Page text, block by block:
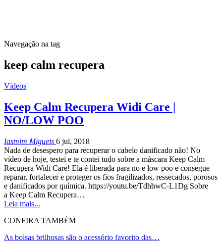
Navegação na tag
keep calm recupera
Vídeos
Keep Calm Recupera Widi Care |
NO/LOW POO
Iasmim Migueis 6 jul, 2018
Nada de desespero para recuperar o cabelo danificado não! No
vídeo de hoje, testei e te contei tudo sobre a máscara Keep Calm
Recupera Widi Care! Ela é liberada para no e low poo e consegue
reparar, fortalecer e proteger os fios fragilizados, ressecados, porosos
e danificados por química. https://youtu.be/TdhhwC-L1Dg Sobre
a Keep Calm Recupera…
Leia mais...
CONFIRA TAMBÉM
As bolsas brilhosas são o acessório favorito das…